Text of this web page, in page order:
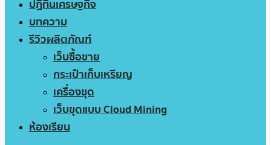
ปฏิทินเศรษฐกิจ
บทความ
รีวิวผลิตภัณฑ์
เว็บซื้อขาย
กระเป๋าเก็บเหรียญ
เครื่องขุด
เว็บขุดแบบ Cloud Mining
ห้องเรียน